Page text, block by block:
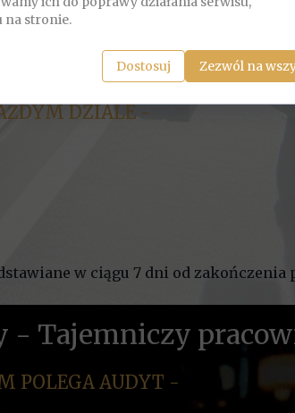
DZIALE -
w ciągu 7 dni od zakończenia
- Tajemniczy
POLEGA AUDYT -
na stronie.
Dostosuj Zezwól na